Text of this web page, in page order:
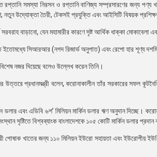
সমস্যা নিরসন ও রপ্তানি বাণিজ্য সম্প্রসারণের জন্য পণ্য
নতুন উদ্যোক্তা তৈরী, টেকসই প্রযুক্তি এবং আইসিটি বিষয়ক
বাড়ানো, যেন মহামারীর কারণে সৃষ্ট আর্থিক ধাক্কা মোকাবেলা
ইতোমধ্যে সিআরআর (নগদ রিজার্ভ অনুপাত) এবং রেপো হার শূণ্য
নজর দিয়েছে বলেও উল্লেখ করেন তিনি।
প্রধানমন্ত্রী বলেন, করোনাকালীন তাঁর সরকারের সফল
ডলার এবং এডিবি ৬শ’ মিলিয়ন মার্কিন ডলার ঋণ অনুদান দিচ্ছে।
সৃষ্টিতে বিশ্বব্যাংক বাংলাদেশকে ১০৫ কোটি মার্কিন ডলার
পোষাক খাতের জন্য ১১০ মিলিয়ন ইউরো সহায়তা এবং ইউরোপীয়